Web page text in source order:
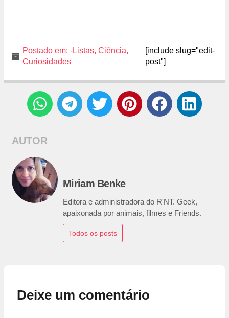
Postado em: -Listas, Ciência,
Curiosidades
[include slug="edit-
post"]
AUTOR
Miriam Benke
Editora e administradora do R'NT. Geek,
apaixonada por animais, filmes e Friends.
Todos os posts
Deixe um comentário